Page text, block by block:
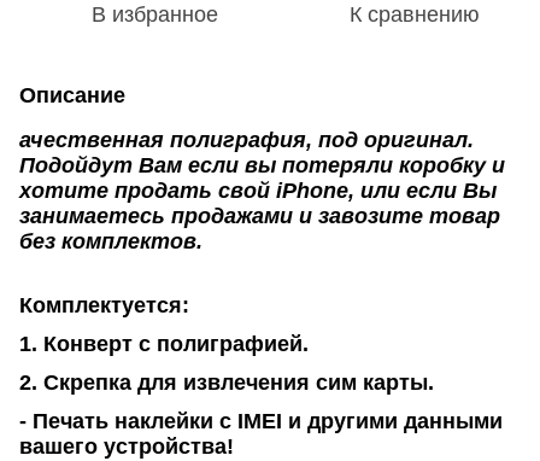
В избранное К сравнению
Описание
ачественная полиграфия, под оригинал.
Подойдут Вам если вы потеряли коробку и
хотите продать свой iPhone, или если Вы
занимаетесь продажами и завозите товар
без комплектов.
Комплектуется:
1. Конверт с полиграфией.
2. Скрепка для извлечения сим карты.
- Печать наклейки с IMEI и другими данными
вашего устройства!